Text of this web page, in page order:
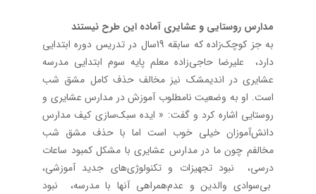
مدارس روستایی و عشایری آماده این طرح نیستند
به جز کوچک‌زاده که سابقه 19سال در تدریس دوره ابتدایی
دارد، علیرضا حاجی‌زاده معلم پایه سوم ابتدایی مدرسه
عشایری در اندیمشک نیز مخالف حذف کامل مشق شب
است. او به وضعیت نامطلوب آموزش در مدارس عشایری و
روستایی اشاره کرد و گفت: « ایده سبک‌سازی‌ کیف مدارس
دانش‌آموزان خیلی خوب است اما با حذف مشق شب
مخالفم چون ما در مدارس عشایری با مشکل کمبود ساعات
درسی، نبود تجهیزات و تکنولوژی‌های جدید آموزشی،
بی‌سوادی والدین و عدم‌همراهی آنها با مدرسه، نبود